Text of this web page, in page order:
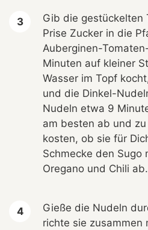
Gib die gestückelten
Prise Zucker in die
Auberginen-
Minuten auf kleiner
Wasser im Topf
und die Dinkel-
Nudeln etwa 9
am besten ab und
kosten, ob sie für
Schmecke den Sugo
Oregano und Chili ab.
Gieße die Nudeln
richte sie zusammen